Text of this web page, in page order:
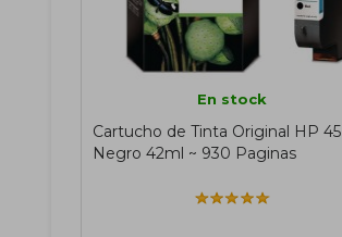
En stock
Cartucho de Tinta Original HP 45
Negro 42ml ~ 930 Paginas